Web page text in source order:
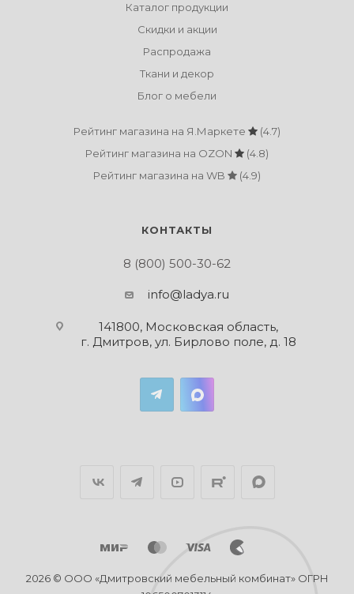
Каталог продукции
Скидки и акции
Распродажа
Ткани и декор
Блог о мебели
Рейтинг магазина на Я.Маркете
(4.7)
Рейтинг магазина на OZON
(4.8)
Рейтинг магазина на WB
(4.9)
КОНТАКТЫ
8 (800) 500-30-62
info@ladya.ru
141800, Московская область,
г. Дмитров, ул. Бирлово поле, д. 18
2026 © ООО «Дмитровский мебельный комбинат» ОГРН